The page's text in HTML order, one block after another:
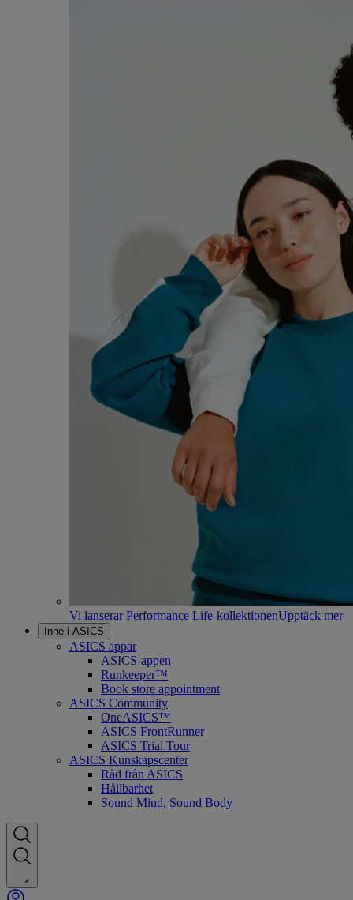
Vi lanserar Performance Life-kollektionenUpptäck mer
Inne i ASICS
ASICS appar
ASICS-appen
Runkeeper™
Book store appointment
ASICS Community
OneASICS™
ASICS FrontRunner
ASICS Trial Tour
ASICS Kunskapscenter
Råd från ASICS
Hållbarhet
Sound Mind, Sound Body